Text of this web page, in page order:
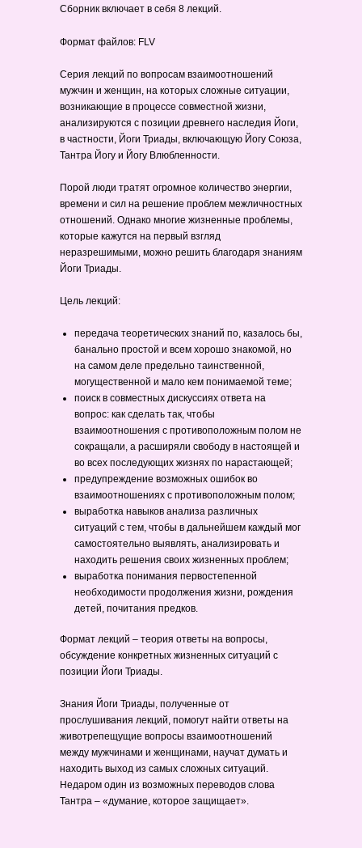
Сборник включает в себя 8 лекций.
Формат файлов: FLV
Серия лекций по вопросам взаимоотношений
мужчин и женщин, на которых сложные ситуации,
возникающие в процессе совместной жизни,
анализируются с позиции древнего наследия Йоги,
в частности, Йоги Триады, включающую Йогу Союза,
Тантра Йогу и Йогу Влюбленности.
Порой люди тратят огромное количество энергии,
времени и сил на решение проблем межличностных
отношений. Однако многие жизненные проблемы,
которые кажутся на первый взгляд
неразрешимыми, можно решить благодаря знаниям
Йоги Триады.
Цель лекций:
передача теоретических знаний по, казалось бы,
банально простой и всем хорошо знакомой, но
на самом деле предельно таинственной,
могущественной и мало кем понимаемой теме;
поиск в совместных дискуссиях ответа на
вопрос: как сделать так, чтобы
взаимоотношения с противоположным полом не
сокращали, а расширяли свободу в настоящей и
во всех последующих жизнях по нарастающей;
предупреждение возможных ошибок во
взаимоотношениях с противоположным полом;
выработка навыков анализа различных
ситуаций с тем, чтобы в дальнейшем каждый мог
самостоятельно выявлять, анализировать и
находить решения своих жизненных проблем;
выработка понимания первостепенной
необходимости продолжения жизни, рождения
детей, почитания предков.
Формат лекций – теория ответы на вопросы,
обсуждение конкретных жизненных ситуаций с
позиции Йоги Триады.
Знания Йоги Триады, полученные от
прослушивания лекций, помогут найти ответы на
животрепещущие вопросы взаимоотношений
между мужчинами и женщинами, научат думать и
находить выход из самых сложных ситуаций.
Недаром один из возможных переводов слова
Тантра – «думание, которое защищает».